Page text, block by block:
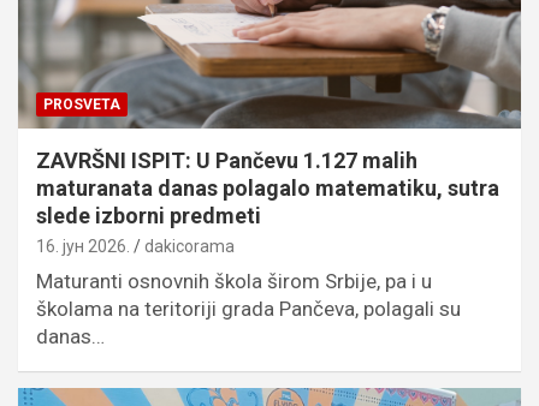
PROSVETA
ZAVRŠNI ISPIT: U Pančevu 1.127 malih
maturanata danas polagalo matematiku, sutra
slede izborni predmeti
16. јун 2026. dakicorama
Maturanti osnovnih škola širom Srbije, pa i u
školama na teritoriji grada Pančeva, polagali su
danas…